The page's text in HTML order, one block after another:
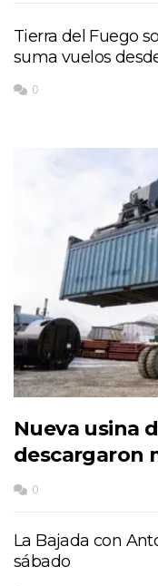
Tierra del Fuego
suma vuelos
0
Nueva usina
descargaron
0
La Bajada con
sábado